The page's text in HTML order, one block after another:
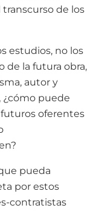
de los
estudios, no los
de la futura obra,
autor y
¿cómo puede
oferentes
pueda
por estos
contratistas